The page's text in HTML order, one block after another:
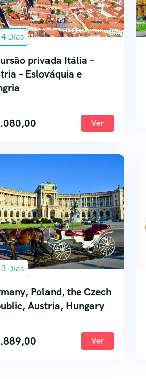
Dias
privada Itália –
– Eslováquia e
Ver
Dias
Poland, the Czech
Austria, Hungary
Ver